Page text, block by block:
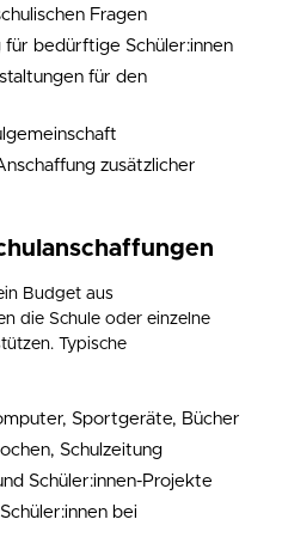
Fragen
bedürftige Schüler:innen
für den
zusätzlicher
Budget aus
die Schule oder einzelne
Typische
Sportgeräte, Bücher
Schulzeitung
Schüler:innen-Projekte
bei